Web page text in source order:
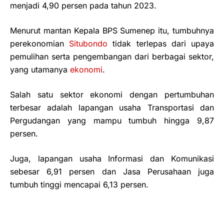
menjadi 4,90 persen pada tahun 2023.
Menurut mantan Kepala BPS Sumenep itu, tumbuhnya
perekonomian Situbondo tidak terlepas dari upaya
pemulihan serta pengembangan dari berbagai sektor,
yang utamanya ekonomi.
Salah satu sektor ekonomi dengan pertumbuhan
terbesar adalah lapangan usaha Transportasi dan
Pergudangan yang mampu tumbuh hingga 9,87
persen.
Juga, lapangan usaha Informasi dan Komunikasi
sebesar 6,91 persen dan Jasa Perusahaan juga
tumbuh tinggi mencapai 6,13 persen.